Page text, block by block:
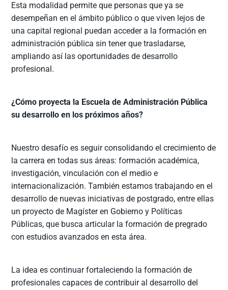
Esta modalidad permite que personas que ya se
desempeñan en el ámbito público o que viven lejos de
una capital regional puedan acceder a la formación en
administración pública sin tener que trasladarse,
ampliando así las oportunidades de desarrollo
profesional.
¿Cómo proyecta la Escuela de Administración Pública
su desarrollo en los próximos años?
Nuestro desafío es seguir consolidando el crecimiento de
la carrera en todas sus áreas: formación académica,
investigación, vinculación con el medio e
internacionalización. También estamos trabajando en el
desarrollo de nuevas iniciativas de postgrado, entre ellas
un proyecto de Magíster en Gobierno y Políticas
Públicas, que busca articular la formación de pregrado
con estudios avanzados en esta área.
La idea es continuar fortaleciendo la formación de
profesionales capaces de contribuir al desarrollo del